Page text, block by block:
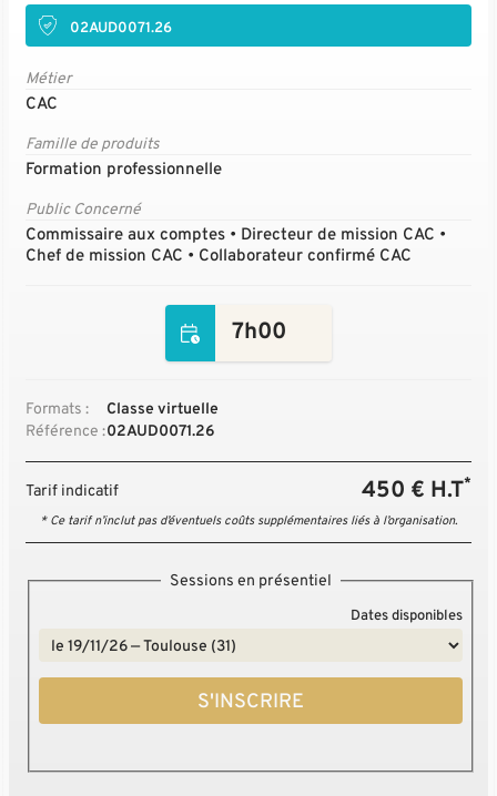
02AUD0071.26
Métier
CAC
Famille de produits
Formation professionnelle
Public Concerné
Commissaire aux comptes • Directeur de mission CAC •
Chef de mission CAC • Collaborateur confirmé CAC
7h00
Formats :
Classe virtuelle
Référence :02AUD0071.26
Tarif indicatif 450 € H.T*
* Ce tarif n’inclut pas d’éventuels coûts supplémentaires liés à l’organisation.
Sessions en présentiel
Dates disponibles
S'INSCRIRE